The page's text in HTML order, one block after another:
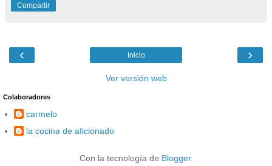
Compartir
‹ ›
Inicio
Ver versión web
Colaboradores
carmelo
la cocina de aficionado
Con la tecnología de Blogger.